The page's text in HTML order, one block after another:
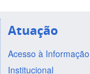
Atuação
Acesso à Informação
Institucional